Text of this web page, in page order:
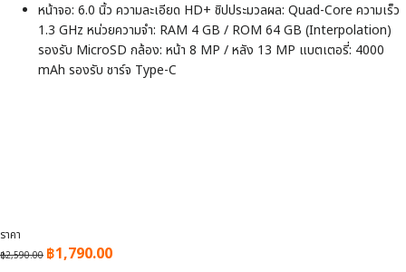
หน้าจอ: 6.0 นิ้ว ความละเอียด HD+ ชิปประมวลผล: Quad-Core ความเร็ว
1.3 GHz หน่วยความจำ: RAM 4 GB / ROM 64 GB (Interpolation)
รองรับ MicroSD กล้อง: หน้า 8 MP / หลัง 13 MP แบตเตอรี่: 4000
mAh รองรับ ชาร์จ Type-C
ราคา
฿2,590.00 ฿1,790.00